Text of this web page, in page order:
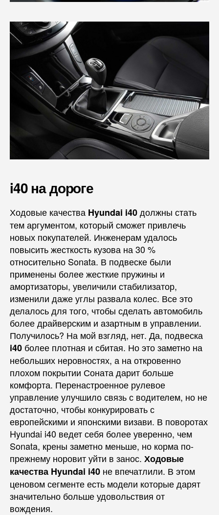
i40на дороге
Ходовые качества Hyundai i40должны стать
тем аргументом, который сможет привлечь
новых покупателей. Инженерам удалось
повысить жесткость кузова на 30 %
относительно Sonata. В подвеске были
применены более жесткие пружины и
амортизаторы, увеличили стабилизатор,
изменили даже углы развала колес. Все это
делалось для того, чтобы сделать автомобиль
более драйверским и азартным в управлении.
Получилось? На мой взгляд, нет. Да, подвеска
i40 более плотная и сбитая. Но это заметно на
небольших неровностях, а на откровенно
плохом покрытии Соната дарит больше
комфорта. Перенастроенное рулевое
управление улучшило связь с водителем, но не
достаточно, чтобы конкурировать с
европейскими и японскими визави. В поворотах
Hyundai i40 ведет себя более уверенно, чем
Sonata, крены заметно меньше, но корма по-
прежнему норовит уйти в занос. Ходовые
качества Hyundai i40 не впечатлили. В этом
ценовом сегменте есть модели которые дарят
значительно больше удовольствия от
вождения.